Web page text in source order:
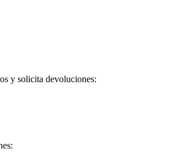
y solicita devoluciones: